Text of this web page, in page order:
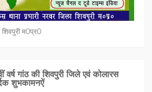
शिवपुरी म0प्र0
वर्ष गांठ की शिवपुरी जिले एवं कोलारस
शुभकामनऐं